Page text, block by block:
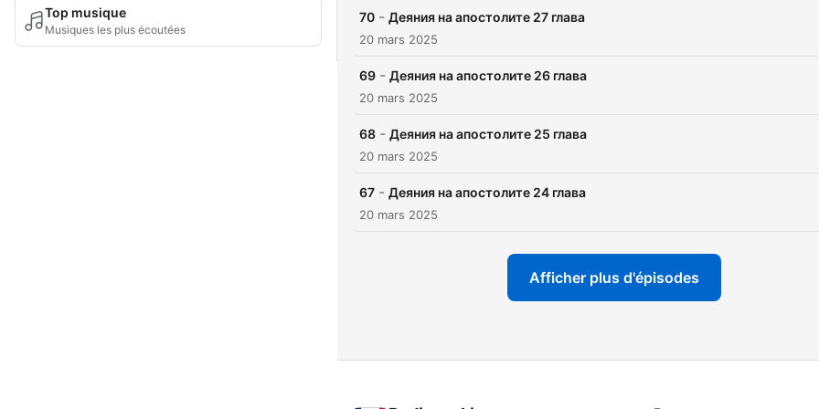
Top musique
Musiques les plus écoutées
лига – България
70 - Деяния на апостолите 27 глава
20 mars 2025
69 - Деяния на апостолите 26 глава
20 mars 2025
68 - Деяния на апостолите 25 глава
20 mars 2025
67 - Деяния на апостолите 24 глава
20 mars 2025
Afficher plus d'épisodes